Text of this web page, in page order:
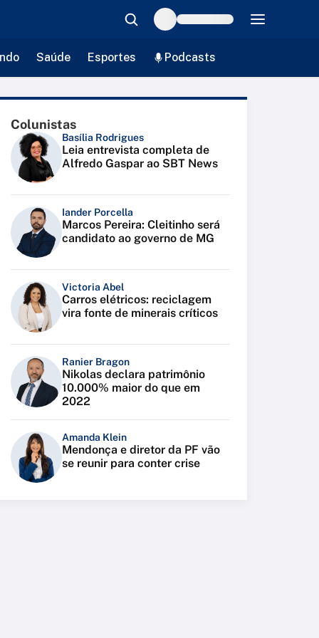
Saúde Esportes Podcasts
Colunistas
Basília Rodrigues
Leia entrevista completa de
Alfredo Gaspar ao SBT News
Iander Porcella
Marcos Pereira: Cleitinho será
candidato ao governo de MG
Victoria Abel
Carros elétricos: reciclagem
vira fonte de minerais críticos
Ranier Bragon
Nikolas declara patrimônio
10.000% maior do que em
2022
Amanda Klein
Mendonça e diretor da PF vão
se reunir para conter crise